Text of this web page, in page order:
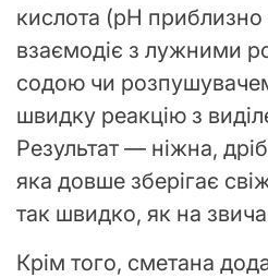
кислота (pH
взаємодіє з лужними
содою чи
швидку реакцію з
Результат — ніжна,
яка довше зберігає
так швидко, як на
Крім того, сметана